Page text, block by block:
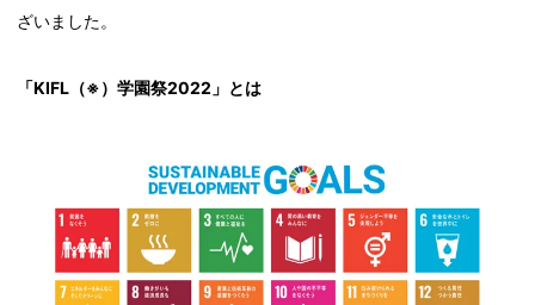
ざいました。
「KIFL（※）学園祭2022」とは